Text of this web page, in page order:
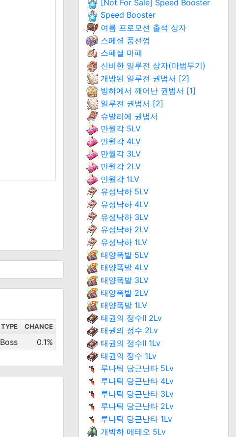
TYPE CHANCE
Boss 0.1%
[Not For Sale] Speed Booster
Speed Booster
여름 프로모션 출석 상자
스페셜 풍선껌
스페셜 마패
신비한 일루전 상자(마법무기)
개방된 일루전 권법서 [2]
빙하에서 깨어난 권법서 [1]
일루전 권법서 [2]
슈발리에 권법서
만월각 5LV
만월각 4LV
만월각 3LV
만월각 2LV
만월각 1LV
유성낙하 5LV
유성낙하 4LV
유성낙하 3LV
유성낙하 2LV
유성낙하 1LV
태양폭발 5LV
태양폭발 4LV
태양폭발 3LV
태양폭발 2LV
태양폭발 1LV
태권의 정수Ⅱ 2Lv
태권의 정수 2Lv
태권의 정수Ⅱ 1Lv
태권의 정수 1Lv
루나틱 당근난타 5Lv
루나틱 당근난타 4Lv
루나틱 당근난타 3Lv
루나틱 당근난타 2Lv
루나틱 당근난타 1Lv
개박하 메테오 5Lv